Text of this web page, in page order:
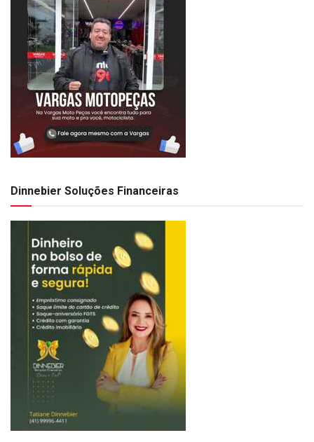
Dinnebier Soluções Financeiras